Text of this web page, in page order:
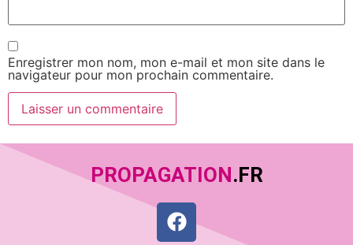
Enregistrer mon nom, mon e-mail et mon site dans le
navigateur pour mon prochain commentaire.
PROPAGATION.FR